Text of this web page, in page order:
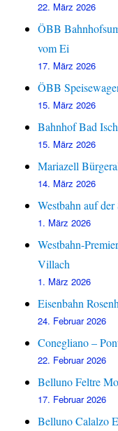
22. März 2026
ÖBB
vom Ei
17. März 2026
ÖBB
15. März 2026
Bahnhof Bad
15. März 2026
Mariazell
14. März 2026
Westbahn auf
1. März 2026
Westbahn-
Villach
1. März 2026
Eisenbahn
24. Februar 2026
Conegliano –
22. Februar 2026
Belluno Feltre
17. Februar 2026
Belluno Calalzo